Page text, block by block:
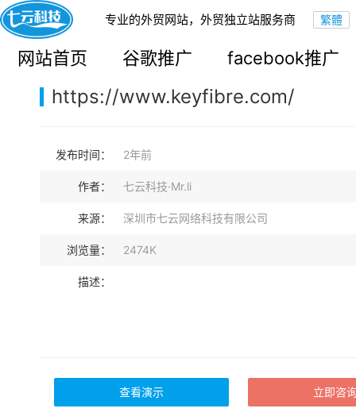
专业的外贸网站，外贸独立站服务商
网站首页 谷歌推广 facebook推广
您的当前位置： 网站首页>案例展示>B2B外贸独立站
https://www.keyfibre.com/
发布时间： 2年前
作者： 七云科技·Mr.li
来源： 深圳市七云网络科技有限公司
浏览量： 2474K
描述：
查看演示 立即咨